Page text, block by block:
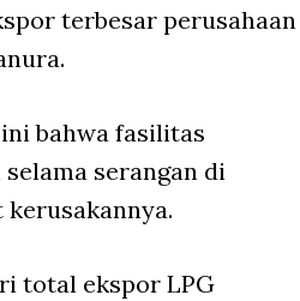
terbesar perusahaan
bahwa fasilitas
serangan di
total ekspor LPG